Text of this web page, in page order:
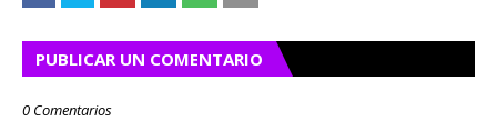
PUBLICAR UN COMENTARIO
0 Comentarios